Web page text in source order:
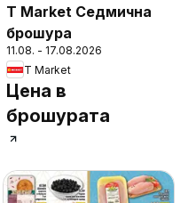
T Market Седмична
брошура
11.08. - 17.08.2026
T Market
Цена в
брошурата